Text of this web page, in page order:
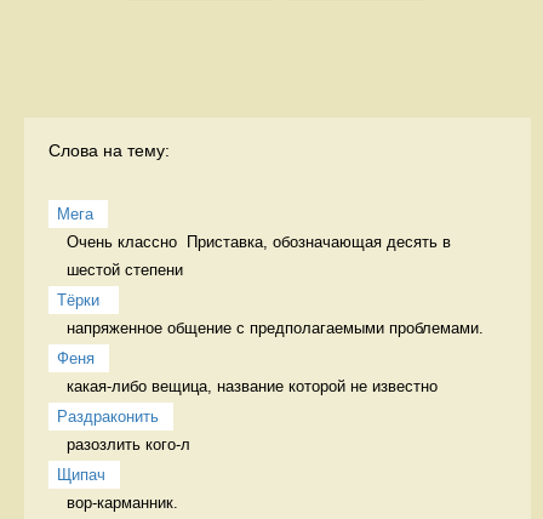
Слова на тему:
Мега
Очень классно  Приставка, обозначающая десять в
шестой степени
Тёрки
напряженное общение с предполагаемыми проблемами.
Феня
какая-либо вещица, название которой не известно
Раздраконить
разозлить кого-л
Щипач
вор-карманник.